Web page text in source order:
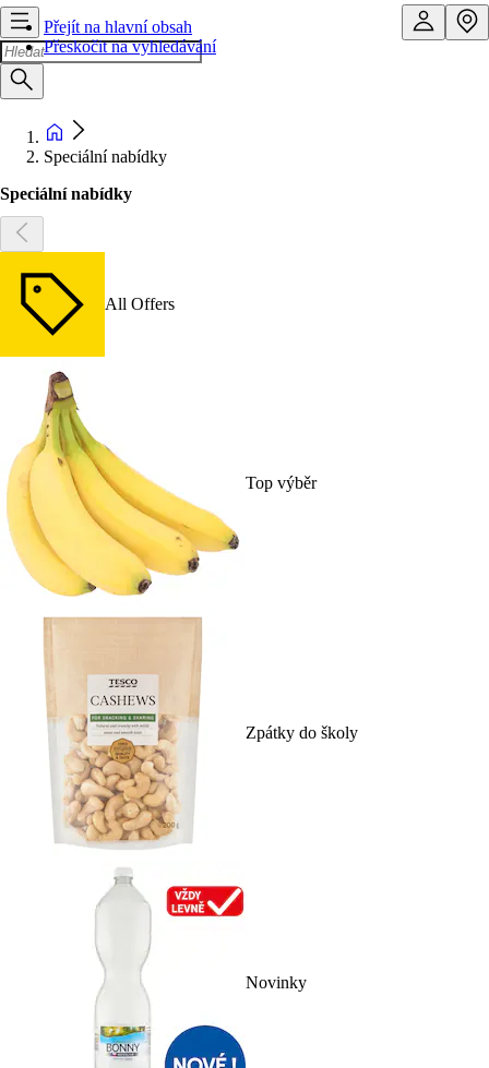
Přejít na hlavní obsah
Přeskočit na vyhledávání
Speciální nabídky
Speciální nabídky
All Offers
Top výběr
Zpátky do školy
Novinky